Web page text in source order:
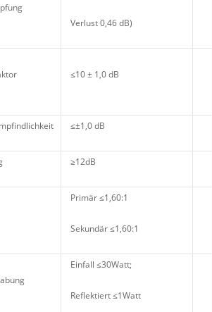
Verlust 0,46 dB)
≤10 ± 1,0 dB
≤±1,0 dB
≥12dB
Primär ≤1,60:1
Sekundär ≤1,60:1
Einfall ≤30Watt;
Reflektiert ≤1Watt